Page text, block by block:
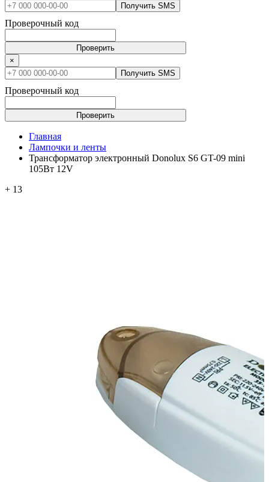
Получить SMS
Проверочный код
Проверить
×
Получить SMS
Проверочный код
Проверить
Главная
Лампочки и ленты
Трансформатор электронный Donolux S6 GT-09 mini
105Вт 12V
+ 13